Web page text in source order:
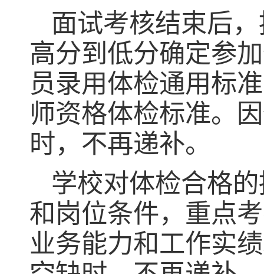
面试考核结束后
高分到低分确定参
员录用体检通用标
师资格体检标准。
时，不再递补。
学校对体检合格
和岗位条件，重点
业务能力和工作实